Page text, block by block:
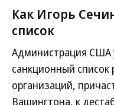
Как Игорь
список
Администрация США
санкционный список
организаций,
Вашингтона, к